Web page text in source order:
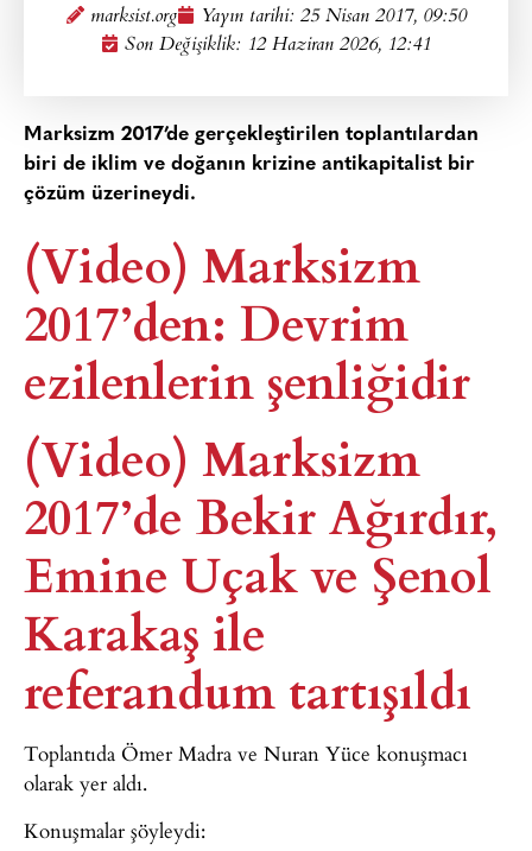
marksist.org Yayın tarihi: 25 Nisan 2017, 09:50
Son Değişiklik: 12 Haziran 2026, 12:41
Marksizm 2017’de gerçekleştirilen toplantılardan
biri de iklim ve doğanın krizine antikapitalist bir
çözüm üzerineydi.
(Video) Marksizm
2017’den: Devrim
ezilenlerin şenliğidir
(Video) Marksizm
2017’de Bekir Ağırdır,
Emine Uçak ve Şenol
Karakaş ile
referandum tartışıldı​
Toplantıda Ömer Madra ve Nuran Yüce konuşmacı
olarak yer aldı.
Konuşmalar şöyleydi: